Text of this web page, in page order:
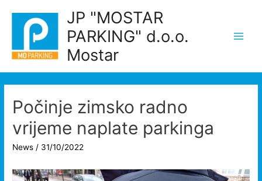
JP "MOSTAR
PARKING" d.o.o.
Mostar
Počinje zimsko radno
vrijeme naplate parkinga
News / 31/10/2022